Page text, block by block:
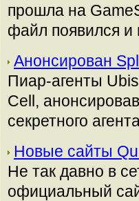
прошла на
файл появился и
Анонсирован
Пиар-агенты
Cell,
секретного
Новые сайты
Не так давно в
официальный